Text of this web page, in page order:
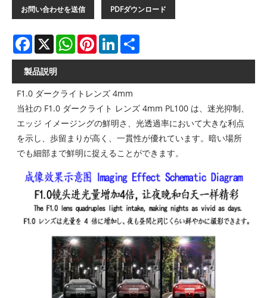
お問い合わせを送信 PDFダウンロード
Facebook
X WhatsAppPinterestLinkedIn
製品説明
F1.0 ダークライトレンズ 4mm
当社の F1.0 ダークライト レンズ 4mm PL100 は、迷光抑制、
エッジ イメージングの鮮明さ、光透過率において大きな利点
を示し、歩留まりが高く、一貫性が優れています。暗い場所
でも細部まで鮮明に捉えることができます。